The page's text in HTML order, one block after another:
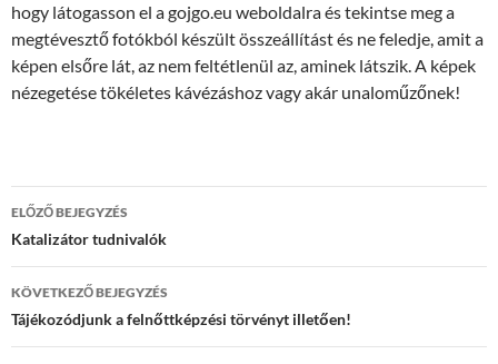
hogy látogasson el a gojgo.eu weboldalra és tekintse meg a
megtévesztő fotókból készült összeállítást és ne feledje, amit a
képen elsőre lát, az nem feltétlenül az, aminek látszik. A képek
nézegetése tökéletes kávézáshoz vagy akár unaloműzőnek!
Bejegyzés
navigáció
ELŐZŐ BEJEGYZÉS
Katalizátor tudnivalók
KÖVETKEZŐ BEJEGYZÉS
Tájékozódjunk a felnőttképzési törvényt illetően!